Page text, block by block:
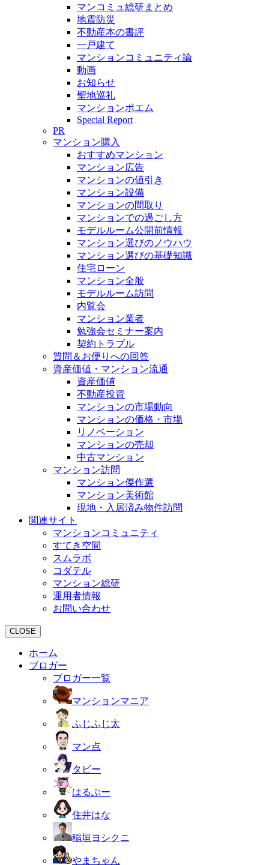
マンコミュ総研まとめ
地震防災
不動産本の書評
一戸建て
マンションコミュニティ論
動画
お知らせ
聖地巡礼
マンションポエム
Special Report
PR
マンション購入
おすすめマンション
マンション広告
マンションの値引き
マンション設備
マンションの間取り
マンションでの過ごし方
モデルルーム公開前情報
マンション選びのノウハウ
マンション選びの基礎知識
住宅ローン
マンション全般
モデルルーム訪問
内覧会
マンション業者
勉強会セミナー案内
契約トラブル
質問＆お便りへの回答
資産価値・マンション流通
資産価値
不動産投資
マンションの市場動向
マンションの価格・市場
リノベーション
マンションの売却
中古マンション
マンション訪問
マンション傑作選
マンション美術館
現地・入居済み物件訪問
関連サイト
マンションコミュニティ
すてき空間
スムラボ
コダテル
マンション総研
運用者情報
お問い合わせ
CLOSE
ホーム
ブロガー
ブロガー一覧
マンションマニア
ふじふじ太
マン点
タビー
はるぶー
住井はな
稲垣ヨシクニ
やまちゃん